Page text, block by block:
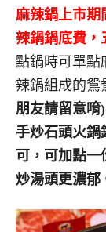
麻辣鍋上市期
辣鍋鍋底費，
點鍋時可單點
辣鍋組成的鴛
朋友請留意唷)
手炒石頭火鍋
可，可加點一
炒湯頭更濃郁